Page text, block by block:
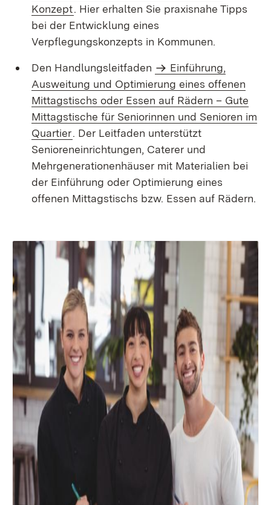
Konzept. Hier erhalten Sie praxisnahe Tipps
bei der Entwicklung eines
Verpflegungskonzepts in Kommunen.
Den Handlungsleitfaden
Einführung,
Ausweitung und Optimierung eines offenen
Mittagstischs oder Essen auf Rädern – Gute
Mittagstische für Seniorinnen und Senioren im
Quartier. Der Leitfaden unterstützt
Senioreneinrichtungen, Caterer und
Mehrgenerationenhäuser mit Materialien bei
der Einführung oder Optimierung eines
offenen Mittagstischs bzw. Essen auf Rädern.